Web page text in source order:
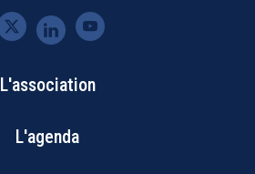
Bottom
Footer
L'association
L'agenda